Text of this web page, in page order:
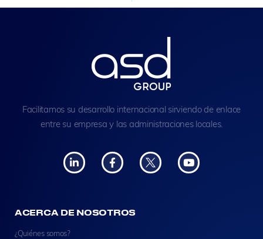
Facilitamos su desarrollo internacional sirviendo de enlace
entre su empresa y las administraciones locales.
ACERCA DE NOSOTROS
¿Quiénes somos?